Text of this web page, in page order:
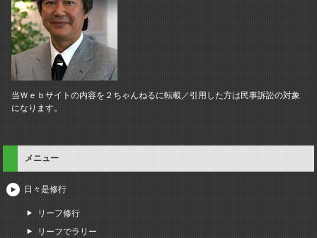
当Ｗｅｂサイトの内容を２ちゃんねるに転載／引用した方は民事訴訟の対象
になります。
メニュー
日々是修行
リーフ修行
リーフでラリー